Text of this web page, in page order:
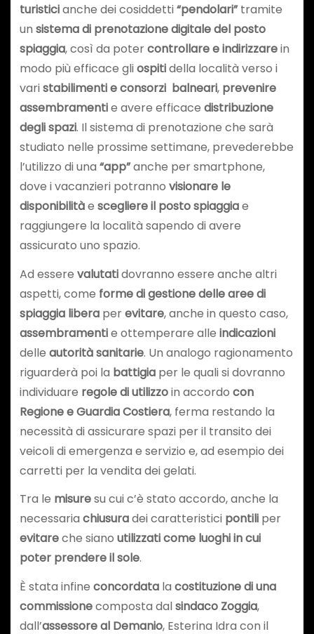
turisticianche dei cosiddetti“pendolari”tramite
un sistema di prenotazione digitale del posto
spiaggia, così da potercontrollare e indirizzarein
modo più efficace gliospitidella località verso i
varistabilimenti e consorzi balneari, prevenire
assembramentie avere efficace distribuzione
degli spazi. Il sistema di prenotazione che sarà
studiato nelle prossime settimane, prevederebbe
l’utilizzo di una “app”anche per smartphone,
dove i vacanzieri potranno visionare le
disponibilitàe scegliere il posto spiaggiae
raggiungere la località sapendo di avere
assicurato uno spazio.
Ad essere valutatidovranno essere anche altri
aspetti, come forme di gestione dellearee di
spiaggia liberaperevitare, anche in questo caso,
assembramentie ottemperare alle indicazioni
delle autorità sanitarie. Un analogo ragionamento
riguarderà poi la battigiaper le quali si dovranno
individuare regole di utilizzoin accordo con
Regione e Guardia Costiera, ferma restando la
necessità di assicurare spazi per il transito dei
veicoli di emergenza e servizio e, ad esempio dei
carretti per la vendita dei gelati.
Tra le misuresu cui c’è stato accordo, anche la
necessaria chiusuradei caratteristici pontiliper
evitareche siano utilizzati come luoghi in cui
poter prendere il sole.
È stata infine concordatala costituzione di una
commissionecomposta dalsindaco Zoggia,
dall’assessore al Demanio, Esterina Idra con il